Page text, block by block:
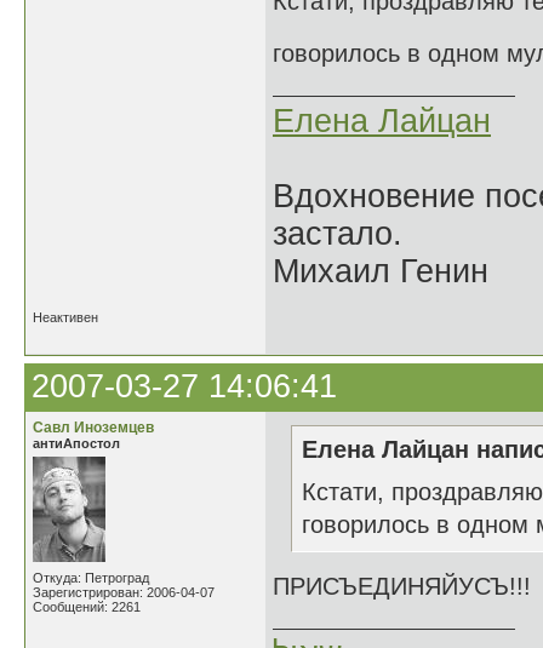
говорилось в одном
Елена Лайцан
Вдохновение
застало.
Михаил Генин
Неактивен
2007-03-27 14:06:41
Савл Иноземцев
антиАпостол
Откуда: Петроград
Зарегистрирован: 2006-04-07
Сообщений: 2261
Елена Лайцан
Кстати,
говорилось в
ПРИСЪЕДИНЯЙУСЪ!!!